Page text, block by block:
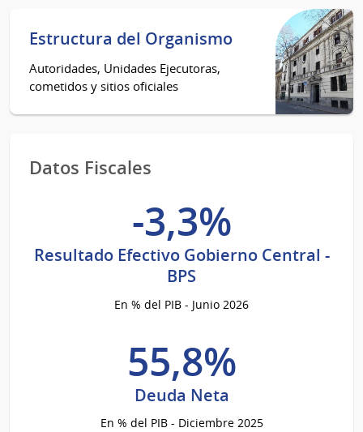
Estructura del Organismo
Autoridades, Unidades Ejecutoras,
cometidos y sitios oficiales
Datos Fiscales
-3,3%
Resultado Efectivo Gobierno Central -
BPS
En % del PIB - Junio 2026
55,8%
Deuda Neta
En % del PIB - Diciembre 2025